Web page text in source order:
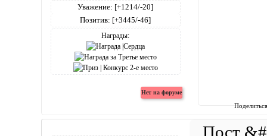
Уважение: [+1214/-20]
Позитив: [+3445/-46]
Награды: